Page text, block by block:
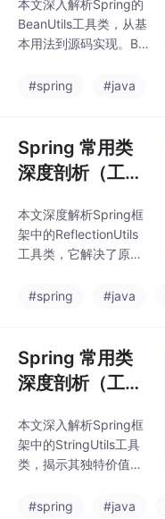
Utils，不只是属
性拷贝
本文深入解析Spring的
BeanUtils工具类，从基
本用法到源码实现。Be
机制实现对象属性拷
同类型属性。
#spring #java
Spring 常用类
深度剖析（工具
ctionUtils——
优雅操作反射的
本文深度解析Spring框
架中的ReflectionUtils
工具类，它解决了原生J
点：冗长的异常处理、
其核心功能，包括智能
字段/方法查找、回调遍
历操作和异常统一处
示其缓存优化等实现细
节。通过性能对比和实
战案例（通用DTO转换
nUtils在框架开发和非热
#spring #java
Spring 常用类
深度剖析（工具
gUtils——那些
你意想不到的实
本文深入解析Spring框
架中的StringUtils工具
类，揭示其独特价值与
生态专属工具，它针对
#spring #java